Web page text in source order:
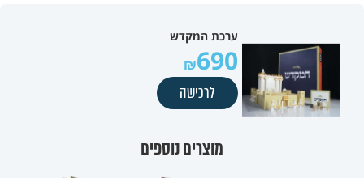
ערכת המקדש
690
לרכישה
מוצרים נוספים